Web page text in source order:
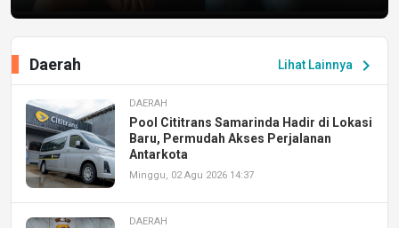
Lihat Lainnya chevron_right
Daerah
DAERAH
Pool Cititrans Samarinda Hadir di Lokasi
Baru, Permudah Akses Perjalanan
Antarkota
Minggu, 02 Agu 2026 14:37
DAERAH